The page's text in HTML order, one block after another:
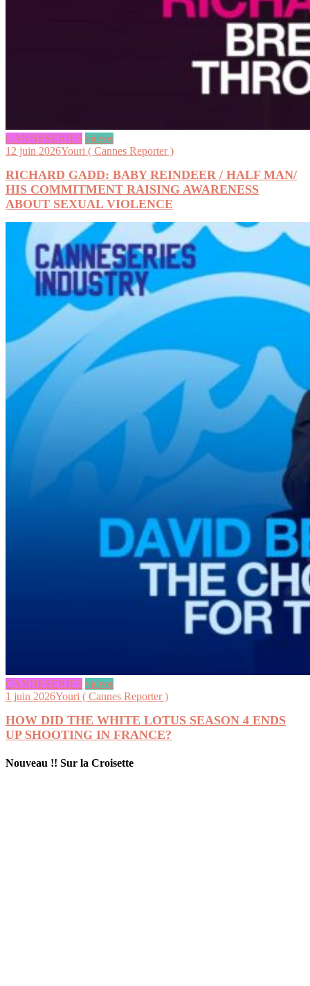
CANNESERIES videos
12 juin 2026Youri ( Cannes Reporter )
RICHARD GADD: BABY REINDEER / HALF MAN/
HIS COMMITMENT RAISING AWARENESS
ABOUT SEXUAL VIOLENCE
CANNESERIES videos
1 juin 2026Youri ( Cannes Reporter )
HOW DID THE WHITE LOTUS SEASON 4 ENDS
UP SHOOTING IN FRANCE?
Nouveau !! Sur la Croisette